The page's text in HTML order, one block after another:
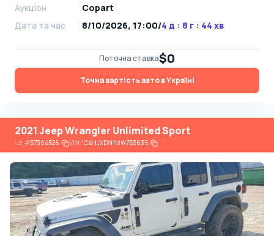
Аукціон
Copart
Дата та час
8/10/2026, 17:00/4 д : 8 г : 44 хв
Поточна ставка$0
Точна вартість авто в Україні
2021 Jeep Wrangler Unlimited Sport
Lot#57364526 VIN:1C4HJXDN1MW753635